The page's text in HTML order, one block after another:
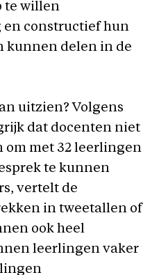
te willen
en constructief hun
kunnen delen in de
uitzien? Volgens
dat docenten niet
om met 32 leerlingen
te kunnen
vertelt de
in tweetallen of
ook heel
leerlingen vaker